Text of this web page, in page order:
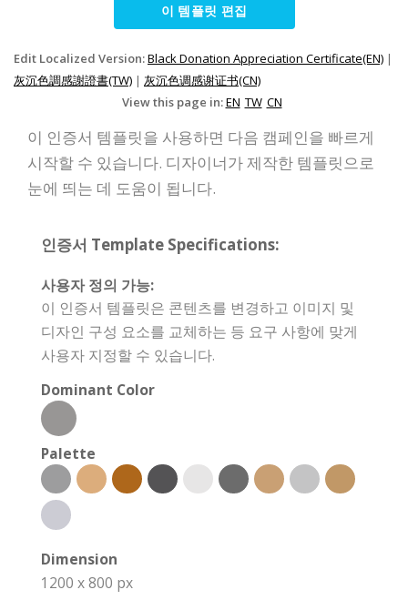
이 템플릿 편집
Edit Localized Version:Black Donation Appreciation Certificate(EN) |
灰沉色調感謝證書(TW) | 灰沉色调感谢证书(CN)
View this page in:EN TW CN
이 인증서 템플릿을 사용하면 다음 캠페인을 빠르게
시작할 수 있습니다. 디자이너가 제작한 템플릿으로
눈에 띄는 데 도움이 됩니다.
인증서 Template Specifications:
사용자 정의 가능:
이 인증서 템플릿은 콘텐츠를 변경하고 이미지 및
디자인 구성 요소를 교체하는 등 요구 사항에 맞게
사용자 지정할 수 있습니다.
Dominant Color
Palette
Dimension
1200 x 800 px